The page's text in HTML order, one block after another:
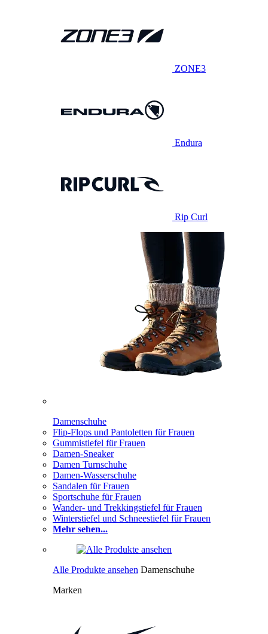
ZONE3
Endura
Rip Curl
Damenschuhe
Flip-Flops und Pantoletten für Frauen
Gummistiefel für Frauen
Damen-Sneaker
Damen Turnschuhe
Damen-Wasserschuhe
Sandalen für Frauen
Sportschuhe für Frauen
Wander- und Trekkingstiefel für Frauen
Winterstiefel und Schneestiefel für Frauen
Mehr sehen...
Alle Produkte ansehen Damenschuhe
Marken